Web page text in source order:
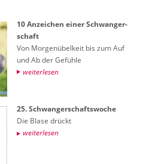
10 An­zei­chen einer Schwan­ger­
schaft
Von Mor­gen­übel­keit bis zum Auf
und Ab der Ge­füh­le
wei­ter­le­sen
25. Schwan­ger­schafts­wo­che
Die Blase drückt
wei­ter­le­sen